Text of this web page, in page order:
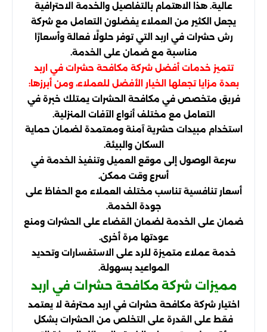
عالية. هذا الاهتمام بالتفاصيل والخدمة الاحترافية
يجعل الكثير من العملاء يفضلون التعامل مع شركة
رش حشرات في اربد التي توفر حلولًا فعالة وأسعارًا
مناسبة مع ضمان على الخدمة.
تتميز خدمات أفضل شركة مكافحة حشرات في اربد
بعدة مزايا تجعلها الخيار الأفضل للعملاء، ومن أبرزها:
فريق متخصص في مكافحة الحشرات يمتلك خبرة في
التعامل مع مختلف أنواع الآفات المنزلية.
استخدام مبيدات حشرية آمنة ومعتمدة لضمان حماية
السكان والبيئة.
سرعة الوصول إلى موقع العميل وتنفيذ الخدمة في
أسرع وقت ممكن.
أسعار تنافسية تناسب مختلف العملاء مع الحفاظ على
جودة الخدمة.
ضمان على الخدمة لضمان القضاء على الحشرات ومنع
عودتها مرة أخرى.
خدمة عملاء متميزة للرد على الاستفسارات وتحديد
المواعيد بسهولة.
مميزات شركة مكافحة حشرات في اربد
اختيار شركة مكافحة حشرات في اربد محترفة لا يعتمد
فقط على القدرة على التخلص من الحشرات بشكل